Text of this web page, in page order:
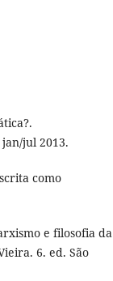
jul 2013.
como
e filosofia da
6. ed. São